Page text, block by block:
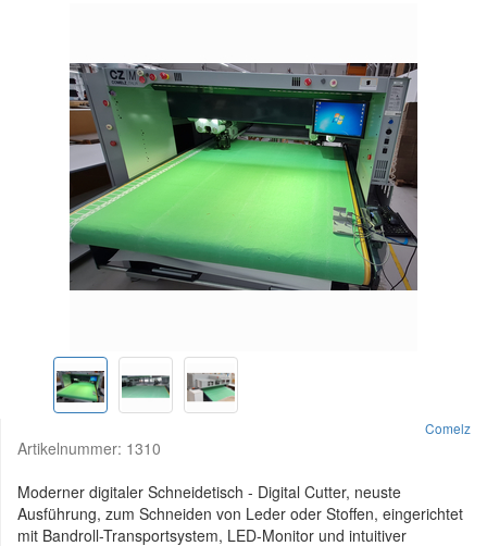
Comelz
Artikelnummer: 1310
Moderner digitaler Schneidetisch - Digital Cutter, neuste
Ausführung, zum Schneiden von Leder oder Stoffen, eingerichtet
mit Bandroll-Transportsystem, LED-Monitor und intuitiver